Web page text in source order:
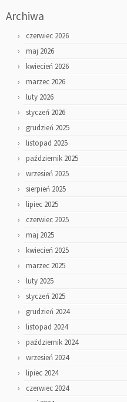
Archiwa
czerwiec 2026
maj 2026
kwiecień 2026
marzec 2026
luty 2026
styczeń 2026
grudzień 2025
listopad 2025
październik 2025
wrzesień 2025
sierpień 2025
lipiec 2025
czerwiec 2025
maj 2025
kwiecień 2025
marzec 2025
luty 2025
styczeń 2025
grudzień 2024
listopad 2024
październik 2024
wrzesień 2024
lipiec 2024
czerwiec 2024